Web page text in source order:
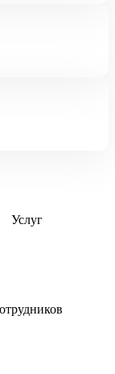
Услуг